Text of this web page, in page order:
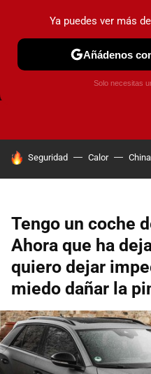
CAMBIO DE
HOY SE HABLA DE
Seguridad Calor China
Tengo un coche
Ahora que ha
quiero dejar
miedo dañar la
Ya puedes ver más
Añádenos
Solo necesitas